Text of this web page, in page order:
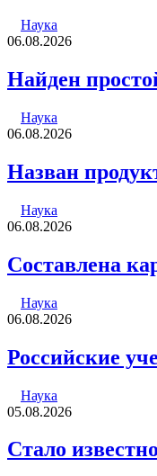
Наука
06.08.2026
Найден
Наука
06.08.2026
Назван
Наука
06.08.2026
Составлена
Наука
06.08.2026
Российские
Наука
05.08.2026
Стало